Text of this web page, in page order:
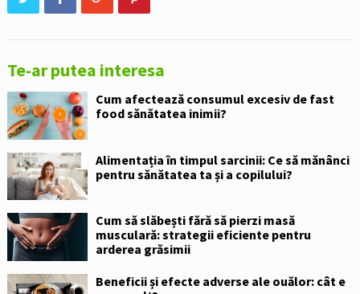
Te-ar putea interesa
Cum afectează consumul excesiv de fast
food sănătatea inimii?
Alimentația în timpul sarcinii: Ce să mănânci
pentru sănătatea ta și a copilului?
Cum să slăbești fără să pierzi masă
musculară: strategii eficiente pentru
arderea grăsimii
Beneficii și efecte adverse ale ouălor: cât e